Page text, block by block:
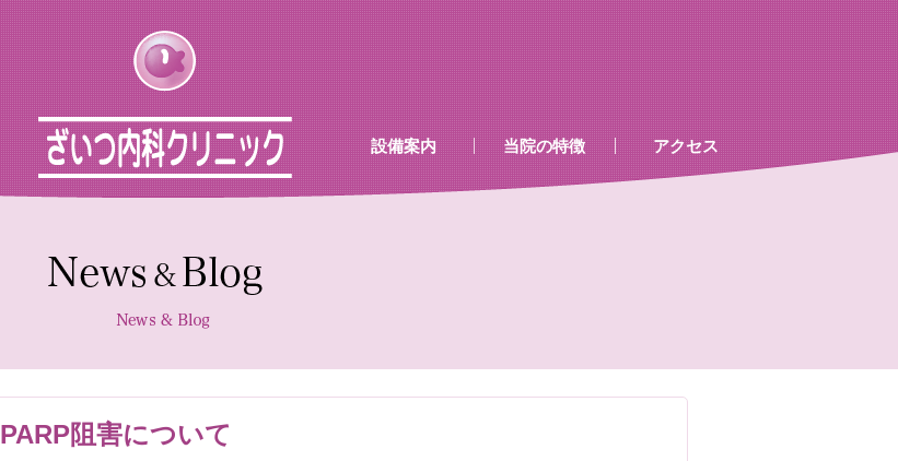
設備案内
待合
診察室、処置室
採血機器
エコー
レントゲン室心電図
当院の特徴
検査及び病名一覧
アクセス
PARP阻害について